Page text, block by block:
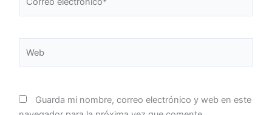
electrónico*
Guarda mi nombre, correo electrónico y web en este